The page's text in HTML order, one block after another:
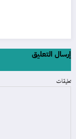
إرسال التعليق
تعليقات